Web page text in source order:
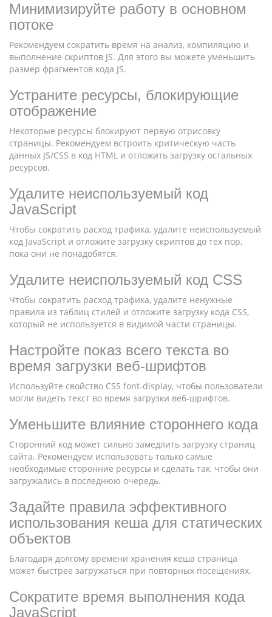
Минимизируйте работу в основном
потоке
Рекомендуем сократить время на анализ, компиляцию и
выполнение скриптов JS. Для этого вы можете уменьшить
размер фрагментов кода JS.
Устраните ресурсы, блокирующие
отображение
Некоторые ресурсы блокируют первую отрисовку
страницы. Рекомендуем встроить критическую часть
данных JS/CSS в код HTML и отложить загрузку остальных
ресурсов.
Удалите неиспользуемый код
JavaScript
Чтобы сократить расход трафика, удалите неиспользуемый
код JavaScript и отложите загрузку скриптов до тех пор,
пока они не понадобятся.
Удалите неиспользуемый код CSS
Чтобы сократить расход трафика, удалите ненужные
правила из таблиц стилей и отложите загрузку кода CSS,
который не используется в видимой части страницы.
Настройте показ всего текста во
время загрузки веб-шрифтов
Используйте свойство CSS font-display, чтобы пользователи
могли видеть текст во время загрузки веб-шрифтов.
Уменьшите влияние стороннего кода
Сторонний код может сильно замедлить загрузку страниц
сайта. Рекомендуем использовать только самые
необходимые сторонние ресурсы и сделать так, чтобы они
загружались в последнюю очередь.
Задайте правила эффективного
использования кеша для статических
объектов
Благодаря долгому времени хранения кеша страница
может быстрее загружаться при повторных посещениях.
Сократите время выполнения кода
JavaScript